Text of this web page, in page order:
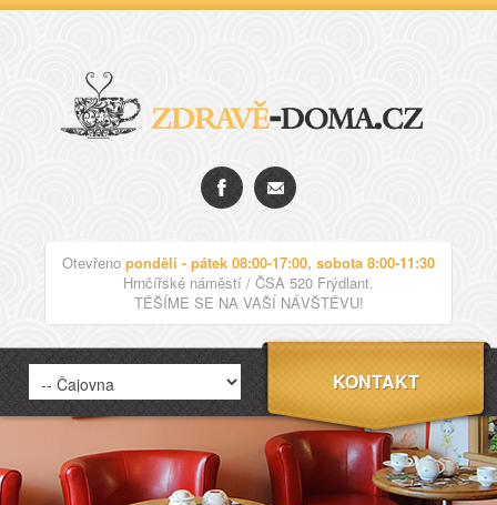
Otevřeno pondělí - pátek 08:00-17:00, sobota 8:00-11:30
Hrnčířské náměstí / ČSA 520 Frýdlant.
TĚŠÍME SE NA VAŠÍ NÁVŠTĚVU!
KONTAKT